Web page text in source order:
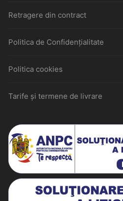
Retragere din contract
Politica de Confidențialitate
Politica cookies
Tarife și termene de livrare